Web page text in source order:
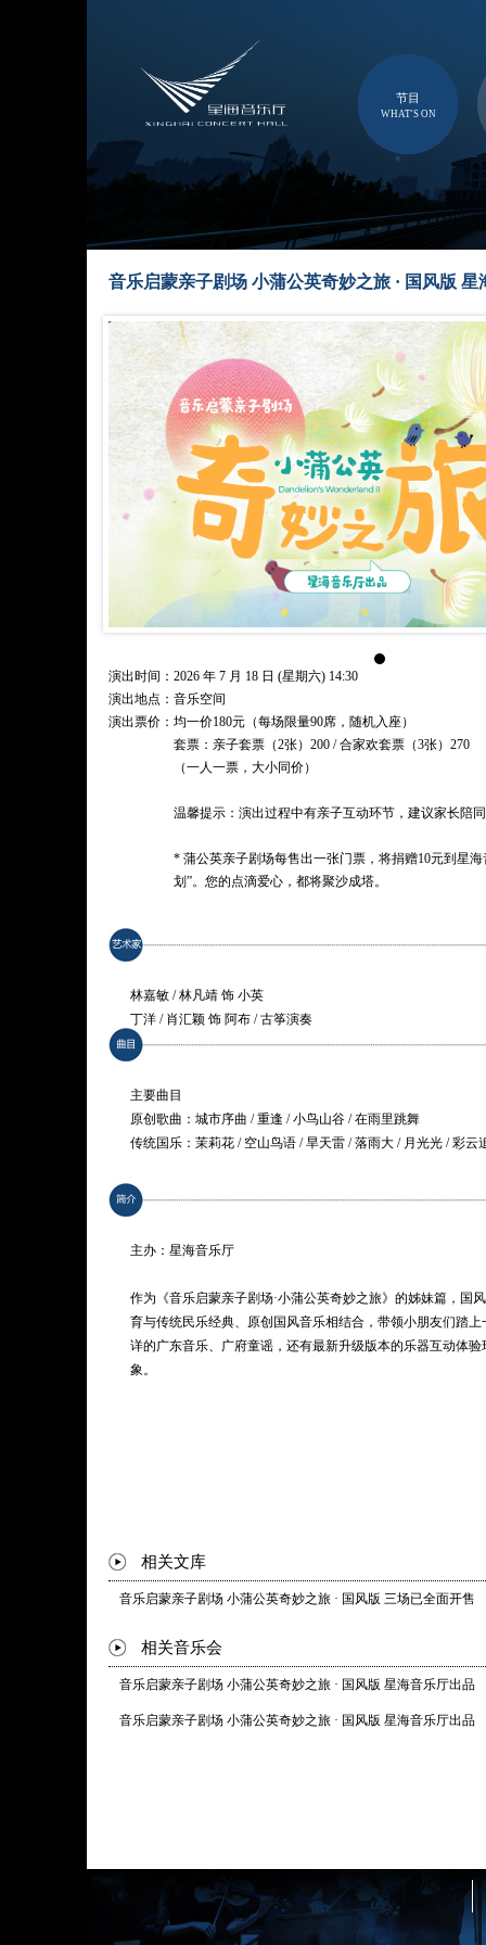
节目
WHAT'S ON
音乐启蒙亲子剧场 小蒲公英奇妙之旅 · 国风版 星
演出时间：2026 年 7 月 18 日 (星期六) 14:30
演出地点：音乐空间
演出票价： 均一价180元（每场限量90席，随机入座）
套票：亲子套票（2张）200 / 合家欢套票（3张）270
（一人一票，大小同价）
温馨提示：演出过程中有亲子互动环节，建议家长陪
* 蒲公英亲子剧场每售出一张门票，将捐赠10元到星
划”。您的点滴爱心，都将聚沙成塔。
林嘉敏 / 林凡靖 饰 小英
丁洋 / 肖汇颖 饰 阿布 / 古筝演奏
主要曲目
原创歌曲：城市序曲 / 重逢 / 小鸟山谷 / 在雨里跳舞
传统国乐：茉莉花 / 空山鸟语 / 旱天雷 / 落雨大 / 月光光 / 彩云
剧情梗概：
继古典音乐版《小蒲公英奇妙之旅》中，小蒲公英 “小英” 与
主办：星海音乐厅
作为《音乐启蒙亲子剧场·小蒲公英奇妙之旅》的姊妹篇，国
育与传统民乐经典、原创国风音乐相结合，带领小朋友们踏
详的广东音乐、广府童谣，还有最新升级版本的乐器互动体
象。
相关文库
音乐启蒙亲子剧场 小蒲公英奇妙之旅 · 国风版 三场已全面开售
相关音乐会
音乐启蒙亲子剧场 小蒲公英奇妙之旅 · 国风版 星海音乐厅出品
音乐启蒙亲子剧场 小蒲公英奇妙之旅 · 国风版 星海音乐厅出品